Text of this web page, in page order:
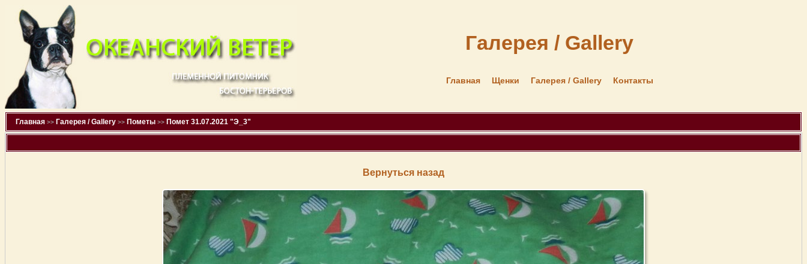
Галерея / Gallery
Главная Щенки Галерея / Gallery Контакты
Главная >> Галерея / Gallery >> Пометы >> Помет 31.07.2021 "Э_3"
Вернуться назад